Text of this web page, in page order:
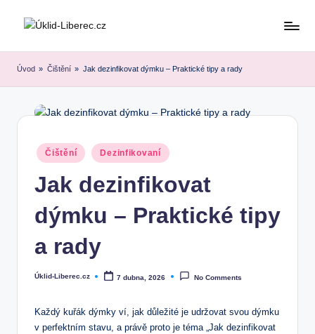
content
Úvod » Čištění » Jak dezinfikovat dýmku – Praktické tipy a rady
Posted
in
Čištění Dezinfikovaní
Jak dezinfikovat
dýmku – Praktické tipy
a rady
Posted
Úklid-Liberec.cz 7 dubna, 2026 No Comments
Každý kuřák dýmky ví, jak důležité je udržovat svou dýmku
v perfektním stavu, a právě proto je téma „Jak dezinfikovat